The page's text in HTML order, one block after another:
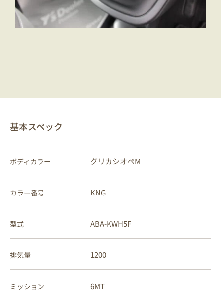
基本スペック
ボディカラー グリカシオペM
カラー番号 KNG
型式 ABA-KWH5F
排気量 1200
ミッション 6MT